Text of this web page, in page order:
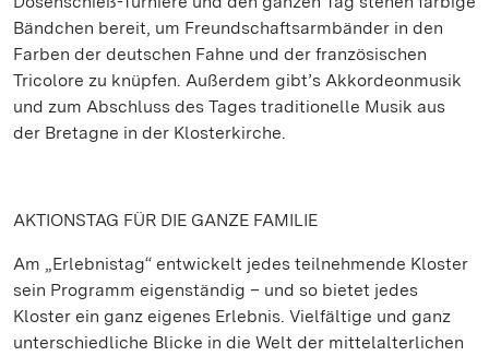
Bändchen bereit, um Freundschaftsarmbänder in den
Farben der deutschen Fahne und der französischen
Tricolore zu knüpfen. Außerdem gibt’s Akkordeonmusik
und zum Abschluss des Tages traditionelle Musik aus
der Bretagne in der Klosterkirche.
AKTIONSTAG FÜR DIE GANZE FAMILIE
Am „Erlebnistag“ entwickelt jedes teilnehmende Kloster
sein Programm eigenständig – und so bietet jedes
Kloster ein ganz eigenes Erlebnis. Vielfältige und ganz
unterschiedliche Blicke in die Welt der mittelalterlichen